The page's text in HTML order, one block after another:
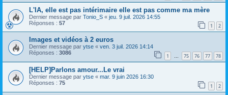
L'IA, elle est pas intérimaire elle est pas comme ma mère
Dernier message par Tonio_S « jeu. 9 juil. 2026 14:55
Réponses : 57 1 2
Images et vidéos à 2 euros
Dernier message par ytse « ven. 3 juil. 2026 14:14
Réponses : 3086 1 … 75 76 77 78
[HELP]Parlons amour...Le vrai
Dernier message par ytse « mar. 9 juin 2026 16:30
Réponses : 75 1 2